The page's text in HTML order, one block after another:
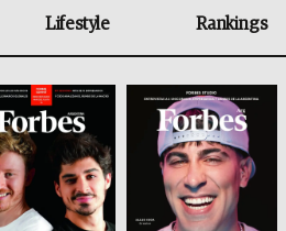
Lifestyle Rankings